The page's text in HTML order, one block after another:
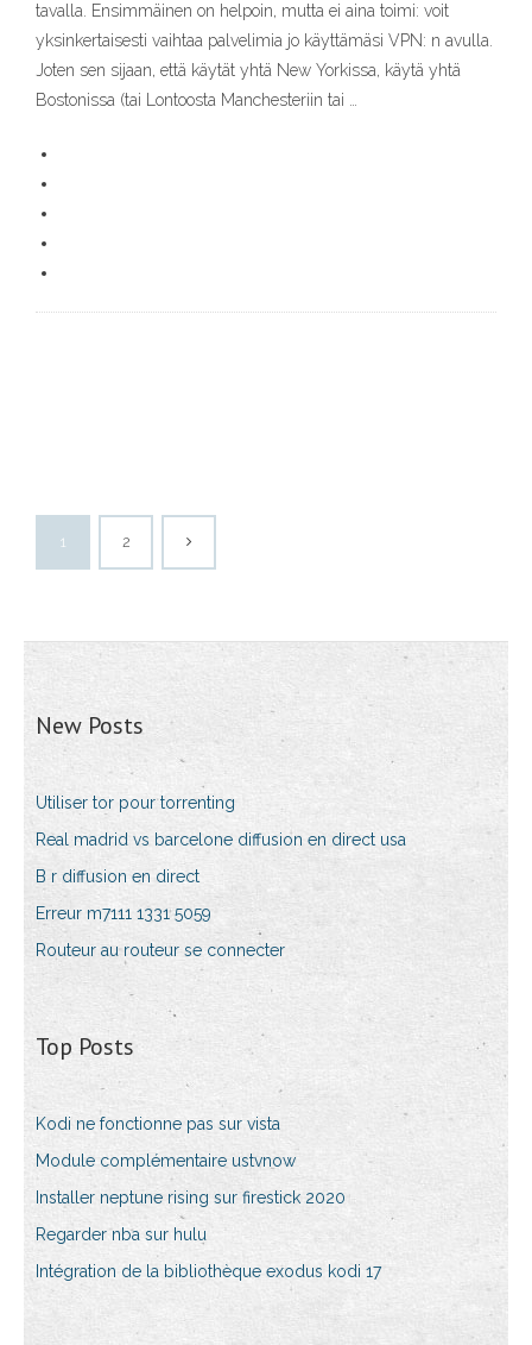
tavalla. Ensimmäinen on helpoin, mutta ei aina toimi: voit
yksinkertaisesti vaihtaa palvelimia jo käyttämäsi VPN: n avulla.
Joten sen sijaan, että käytät yhtä New Yorkissa, käytä yhtä
Bostonissa (tai Lontoosta Manchesteriin tai …
1 2
New Posts
Utiliser tor pour torrenting
Real madrid vs barcelone diffusion en direct usa
B r diffusion en direct
Erreur m7111 1331 5059
Routeur au routeur se connecter
Top Posts
Kodi ne fonctionne pas sur vista
Module complémentaire ustvnow
Installer neptune rising sur firestick 2020
Regarder nba sur hulu
Intégration de la bibliothèque exodus kodi 17